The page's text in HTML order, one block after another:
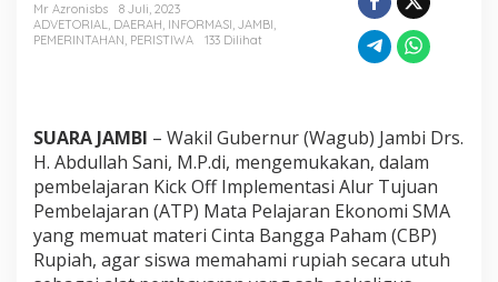
i
e
r
i
C
B
P
R
u
Mr Azronisbs
8 Juli, 2023
ADVETORIAL, DAERAH, INFORMASI, JAMBI,
PEMERINTAHAN, PERISTIWA 133 Dilihat
SUARA JAMBI – Wakil Gubernur (Wagub) Jambi Drs.
H. Abdullah Sani, M.P.di, mengemukakan, dalam
pembelajaran Kick Off Implementasi Alur Tujuan
Pembelajaran (ATP) Mata Pelajaran Ekonomi SMA
yang memuat materi Cinta Bangga Paham (CBP)
Rupiah, agar siswa memahami rupiah secara utuh